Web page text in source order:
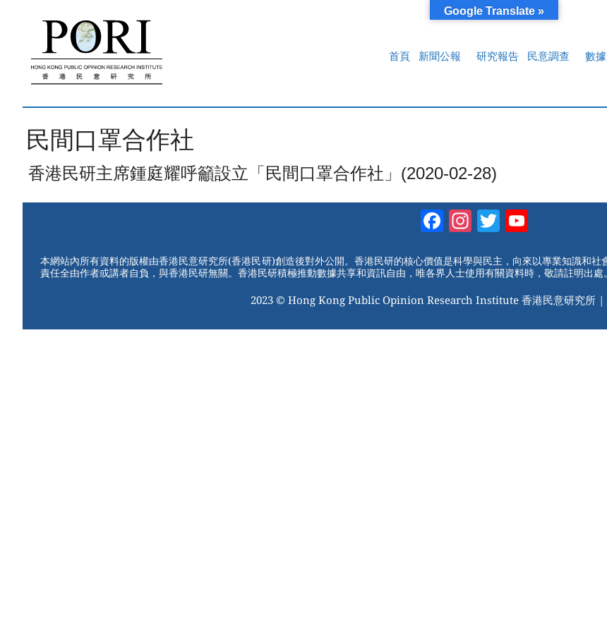
首頁
新聞公報 研究報告 民意調查 數
民間口罩合作社
香港民研主席鍾庭耀呼籲設立「民間口罩合作社」(2020-02-28)
Facebook
Instagram
Twitter
本網站內所有資料的版權由香港民意研究所(香港民研)創造後對外公開。香港民研的核心價值是科學與民主，向來以專業知識和
責任全由作者或講者自負，與香港民研無關。香港民研積極推動數據共享和資訊自由，唯各界人士使用有關資料時，敬請註明出處。
2023 © Hong Kong Public Opinion Research Institute 香港民意研究所 |
Google Translate »